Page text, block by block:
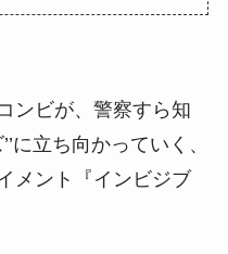
ンビが、警察すら知
に立ち向かっていく、
メント『インビジブ